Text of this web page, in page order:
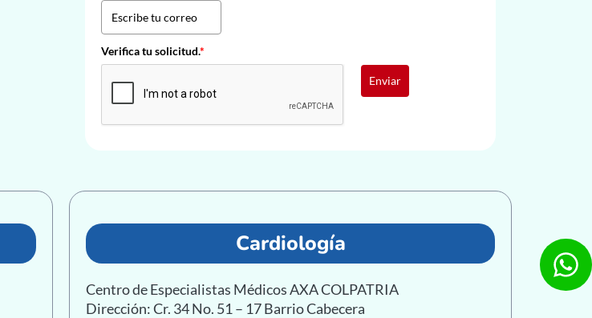
Verifica tu solicitud.*
Enviar
Cardiología
Centro de Especialistas Médicos AXA COLPATRIA
Dirección: Cr. 34 No. 51 – 17 Barrio Cabecera